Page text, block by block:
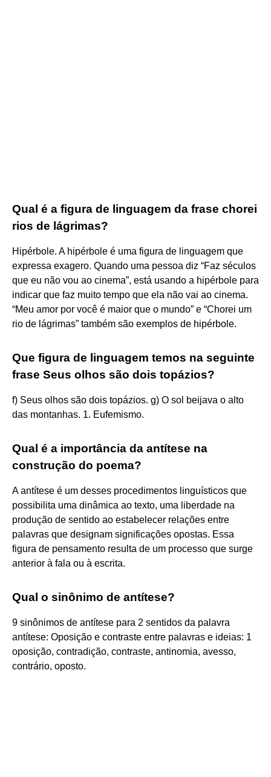
Qual é a figura de linguagem da frase chorei
rios de lágrimas?
Hipérbole. A hipérbole é uma figura de linguagem que
expressa exagero. Quando uma pessoa diz “Faz séculos
que eu não vou ao cinema”, está usando a hipérbole para
indicar que faz muito tempo que ela não vai ao cinema.
“Meu amor por você é maior que o mundo” e “Chorei um
rio de lágrimas” também são exemplos de hipérbole.
Que figura de linguagem temos na seguinte
frase Seus olhos são dois topázios?
f) Seus olhos são dois topázios. g) O sol beijava o alto
das montanhas. 1. Eufemismo.
Qual é a importância da antítese na
construção do poema?
A antítese é um desses procedimentos linguísticos que
possibilita uma dinâmica ao texto, uma liberdade na
produção de sentido ao estabelecer relações entre
palavras que designam significações opostas. Essa
figura de pensamento resulta de um processo que surge
anterior à fala ou à escrita.
Qual o sinônimo de antítese?
9 sinônimos de antítese para 2 sentidos da palavra
antítese: Oposição e contraste entre palavras e ideias: 1
oposição, contradição, contraste, antinomia, avesso,
contrário, oposto.